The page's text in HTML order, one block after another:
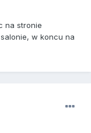
na stronie
w koncu na